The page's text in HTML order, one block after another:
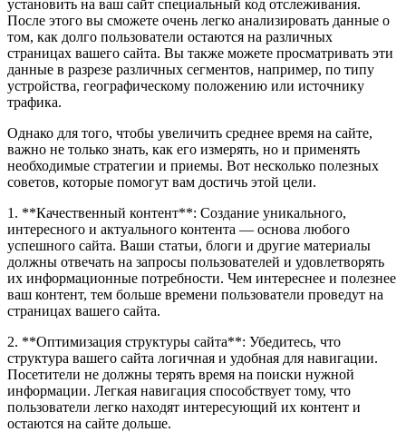
установить на ваш сайт специальный код отслеживания.
После этого вы сможете очень легко анализировать данные о
том, как долго пользователи остаются на различных
страницах вашего сайта. Вы также можете просматривать эти
данные в разрезе различных сегментов, например, по типу
устройства, географическому положению или источнику
трафика.
Однако для того, чтобы увеличить среднее время на сайте,
важно не только знать, как его измерять, но и применять
необходимые стратегии и приемы. Вот несколько полезных
советов, которые помогут вам достичь этой цели.
1. **Качественный контент**: Создание уникального,
интересного и актуального контента — основа любого
успешного сайта. Ваши статьи, блоги и другие материалы
должны отвечать на запросы пользователей и удовлетворять
их информационные потребности. Чем интереснее и полезнее
ваш контент, тем больше времени пользователи проведут на
страницах вашего сайта.
2. **Оптимизация структуры сайта**: Убедитесь, что
структура вашего сайта логичная и удобная для навигации.
Посетители не должны терять время на поиски нужной
информации. Легкая навигация способствует тому, что
пользователи легко находят интересующий их контент и
остаются на сайте дольше.